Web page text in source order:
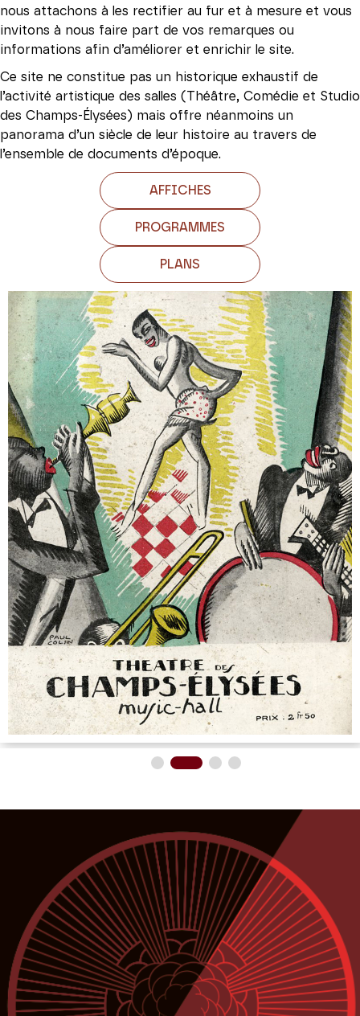
nous attachons à les rectifier au fur et à mesure et vous
invitons à nous faire part de vos remarques ou
informations afin d’améliorer et enrichir le site.
Ce site ne constitue pas un historique exhaustif de
l’activité artistique des salles (Théâtre, Comédie et Studio
des Champs-Élysées) mais offre néanmoins un
panorama d’un siècle de leur histoire au travers de
l’ensemble de documents d’époque.
AFFICHES
PROGRAMMES
PLANS